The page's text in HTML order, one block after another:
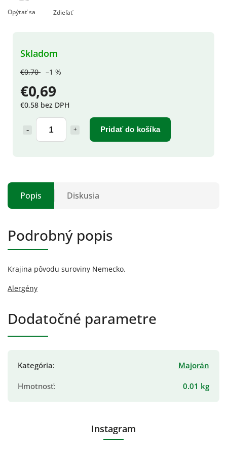
€0,70 –1 %
€0,69
€0,58 bez DPH
Pridať do košíka
Skladom
Opýtať sa Zdieľať
Popis Diskusia
Podrobný popis
Krajina pôvodu suroviny Nemecko.
Alergény
Dodatočné parametre
Kategória:
Majorán
Hmotnosť: 0.01 kg
Instagram